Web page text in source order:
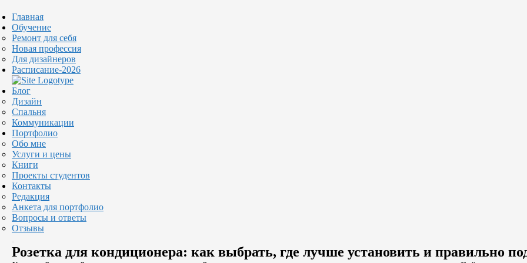
Главная
Обучение
Ремонт для себя
Новая профессия
Для дизайнеров
Расписание-2026
Блог
Дизайн
Спальня
Коммуникации
Портфолио
Обо мне
Услуги и цены
Книги
Проекты студентов
Контакты
Редакция
Анкета для портфолио
Вопросы и ответы
Отзывы
Розетка для кондиционера: как выбрать, где лучше установить и правильно